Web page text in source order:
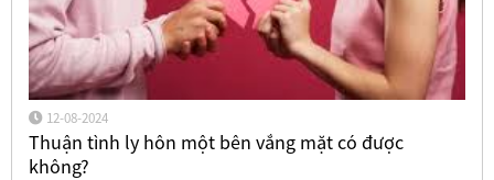
12-08-2024
Thuận tình ly hôn một bên vắng mặt có được
không?